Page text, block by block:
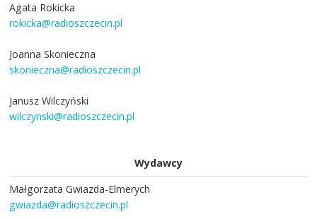
Agata Rokicka
rokicka@radioszczecin.pl
Joanna Skonieczna
skonieczna@radioszczecin.pl
Janusz Wilczyński
wilczynski@radioszczecin.pl
Wydawcy
Małgorzata Gwiazda-Elmerych
gwiazda@radioszczecin.pl